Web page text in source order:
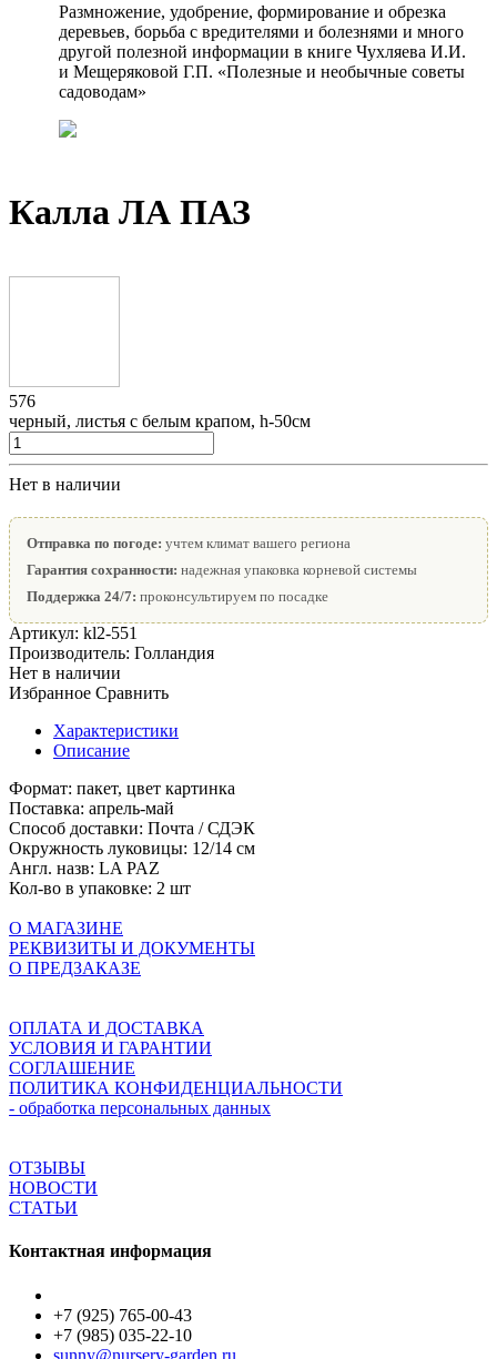
Размножение, удобрение, формирование и обрезка
деревьев, борьба с вредителями и болезнями и много
другой полезной информации в книге Чухляева И.И.
и Мещеряковой Г.П. «Полезные и необычные советы
садоводам»
Калла ЛА ПАЗ
576
черный, листья с белым крапом, h-50см
Нет в наличии
Отправка по погоде: учтем климат вашего региона
Гарантия сохранности: надежная упаковка корневой системы
Поддержка 24/7: проконсультируем по посадке
Артикул: kl2-551
Производитель: Голландия
Нет в наличии
Избранное Сравнить
Характеристики
Описание
Формат: пакет, цвет картинка
Поставка: апрель-май
Способ доставки: Почта / СДЭК
Окружность луковицы: 12/14 см
Англ. назв: LA PAZ
Кол-во в упаковке: 2 шт
О МАГАЗИНЕ
РЕКВИЗИТЫ И ДОКУМЕНТЫ
О ПРЕДЗАКАЗЕ
ОПЛАТА И ДОСТАВКА
УСЛОВИЯ И ГАРАНТИИ
СОГЛАШЕНИЕ
ПОЛИТИКА КОНФИДЕНЦИАЛЬНОСТИ
- обработка персональных данных
ОТЗЫВЫ
НОВОСТИ
СТАТЬИ
Контактная информация
+7 (925) 765-00-43
+7 (985) 035-22-10
sunny@nursery-garden.ru